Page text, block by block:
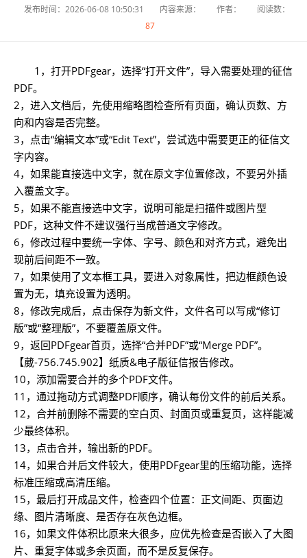
发布时间：2026-06-08 10:50:31 内容来源： 作者：
阅读数：
87
1，打开PDFgear，选择“打开文件”，导入需要处理的征信
PDF。
2，进入文档后，先使用缩略图检查所有页面，确认页数、方
向和内容是否完整。
3，点击“编辑文本”或“Edit Text”，尝试选中需要更正的征信文
字内容。
4，如果能直接选中文字，就在原文字位置修改，不要另外插
入覆盖文字。
5，如果不能直接选中文字，说明可能是扫描件或图片型
PDF，这种文件不建议强行当成普通文字修改。
6，修改过程中要统一字体、字号、颜色和对齐方式，避免出
现前后间距不一致。
7，如果使用了文本框工具，要进入对象属性，把边框颜色设
置为无，填充设置为透明。
8，修改完成后，点击保存为新文件，文件名可以写成“修订
版”或“整理版”，不要覆盖原文件。
9，返回PDFgear首页，选择“合并PDF”或“Merge PDF”。
【葳-756.745.902】纸质&电子版征信报告修改。
10，添加需要合并的多个PDF文件。
11，通过拖动方式调整PDF顺序，确认每份文件的前后关系。
12，合并前删除不需要的空白页、封面页或重复页，这样能减
少最终体积。
13，点击合并，输出新的PDF。
14，如果合并后文件较大，使用PDFgear里的压缩功能，选择
标准压缩或高清压缩。
15，最后打开成品文件，检查四个位置：正文间距、页面边
缘、图片清晰度、是否存在灰色边框。
16，如果文件体积比原来大很多，应优先检查是否嵌入了大图
片、重复字体或多余页面，而不是反复保存。